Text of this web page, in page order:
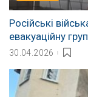
Російські
евакуаційну
30.04.2026